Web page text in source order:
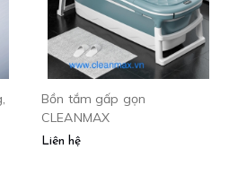
Bồn tắm gấp gọn
CLEANMAX
Liên hệ